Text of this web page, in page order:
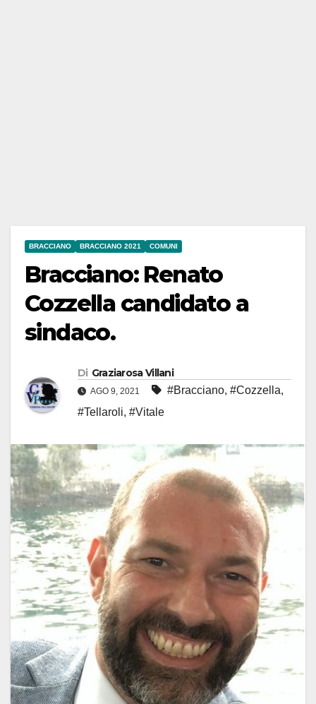
BRACCIANO BRACCIANO 2021 COMUNI
Bracciano: Renato
Cozzella candidato a
sindaco.
Di Graziarosa Villani
AGO 9, 2021 #Bracciano, #Cozzella,
#Tellaroli, #Vitale